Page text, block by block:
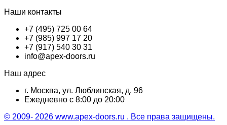
Наши контакты
+7 (495) 725 00 64
+7 (985) 997 17 20
+7 (917) 540 30 31
info@apex-doors.ru
Наш адрес
г. Москва, ул. Люблинская, д. 96
Ежедневно с 8:00 до 20:00
© 2009- 2026 www.apex-doors.ru . Все права защищены.